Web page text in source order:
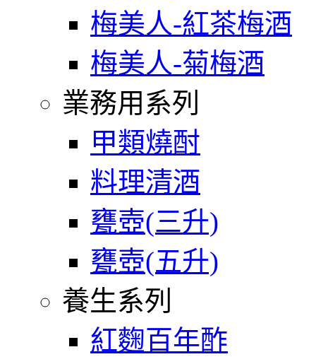
梅美人-紅茶梅酒
梅美人-菊梅酒
業務用系列
甲類燒酎
料理清酒
甕壺(三升)
甕壺(五升)
養生系列
紅麴百年酢